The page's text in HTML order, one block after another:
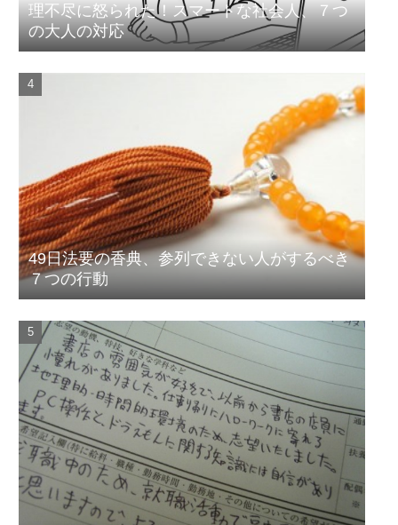
理不尽に怒られた！スマートな社会人、７つ
の大人の対応
49日法要の香典、参列できない人がするべき
７つの行動